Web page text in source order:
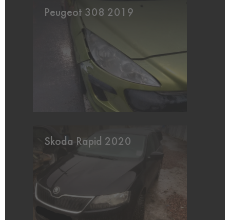
Peugeot 308 2019
Skoda Rapid 2020